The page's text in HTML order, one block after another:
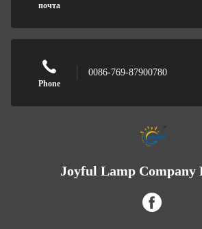
почта
Phone
0086-769-87900780
Joyful Lamp Company